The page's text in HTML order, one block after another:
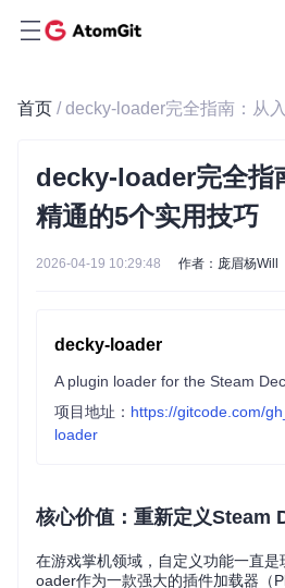
首页
decky-loader完全指
精通的5个实用技巧
2026-04-19 10:29:48 作者：庞眉杨Will
decky-loader
A plugin loader for the Steam
项目地址： https://gitcode.com/
loader
核心价值：重新定义Steam
在游戏掌机领域，自定义功能一直
oader作为一款强大的插件加载器（